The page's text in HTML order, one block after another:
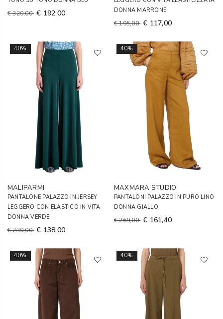
€ 320,00 € 192,00
DONNA MARRONE
€ 195,00 € 117,00
40%
MALIPARMI
PANTALONE PALAZZO IN JERSEY
LEGGERO CON ELASTICO IN VITA
DONNA VERDE
€ 230,00 € 138,00
40%
MAXMARA STUDIO
PANTALONI PALAZZO IN PURO LINO
DONNA GIALLO
€ 269,00 € 161,40
40% 40%